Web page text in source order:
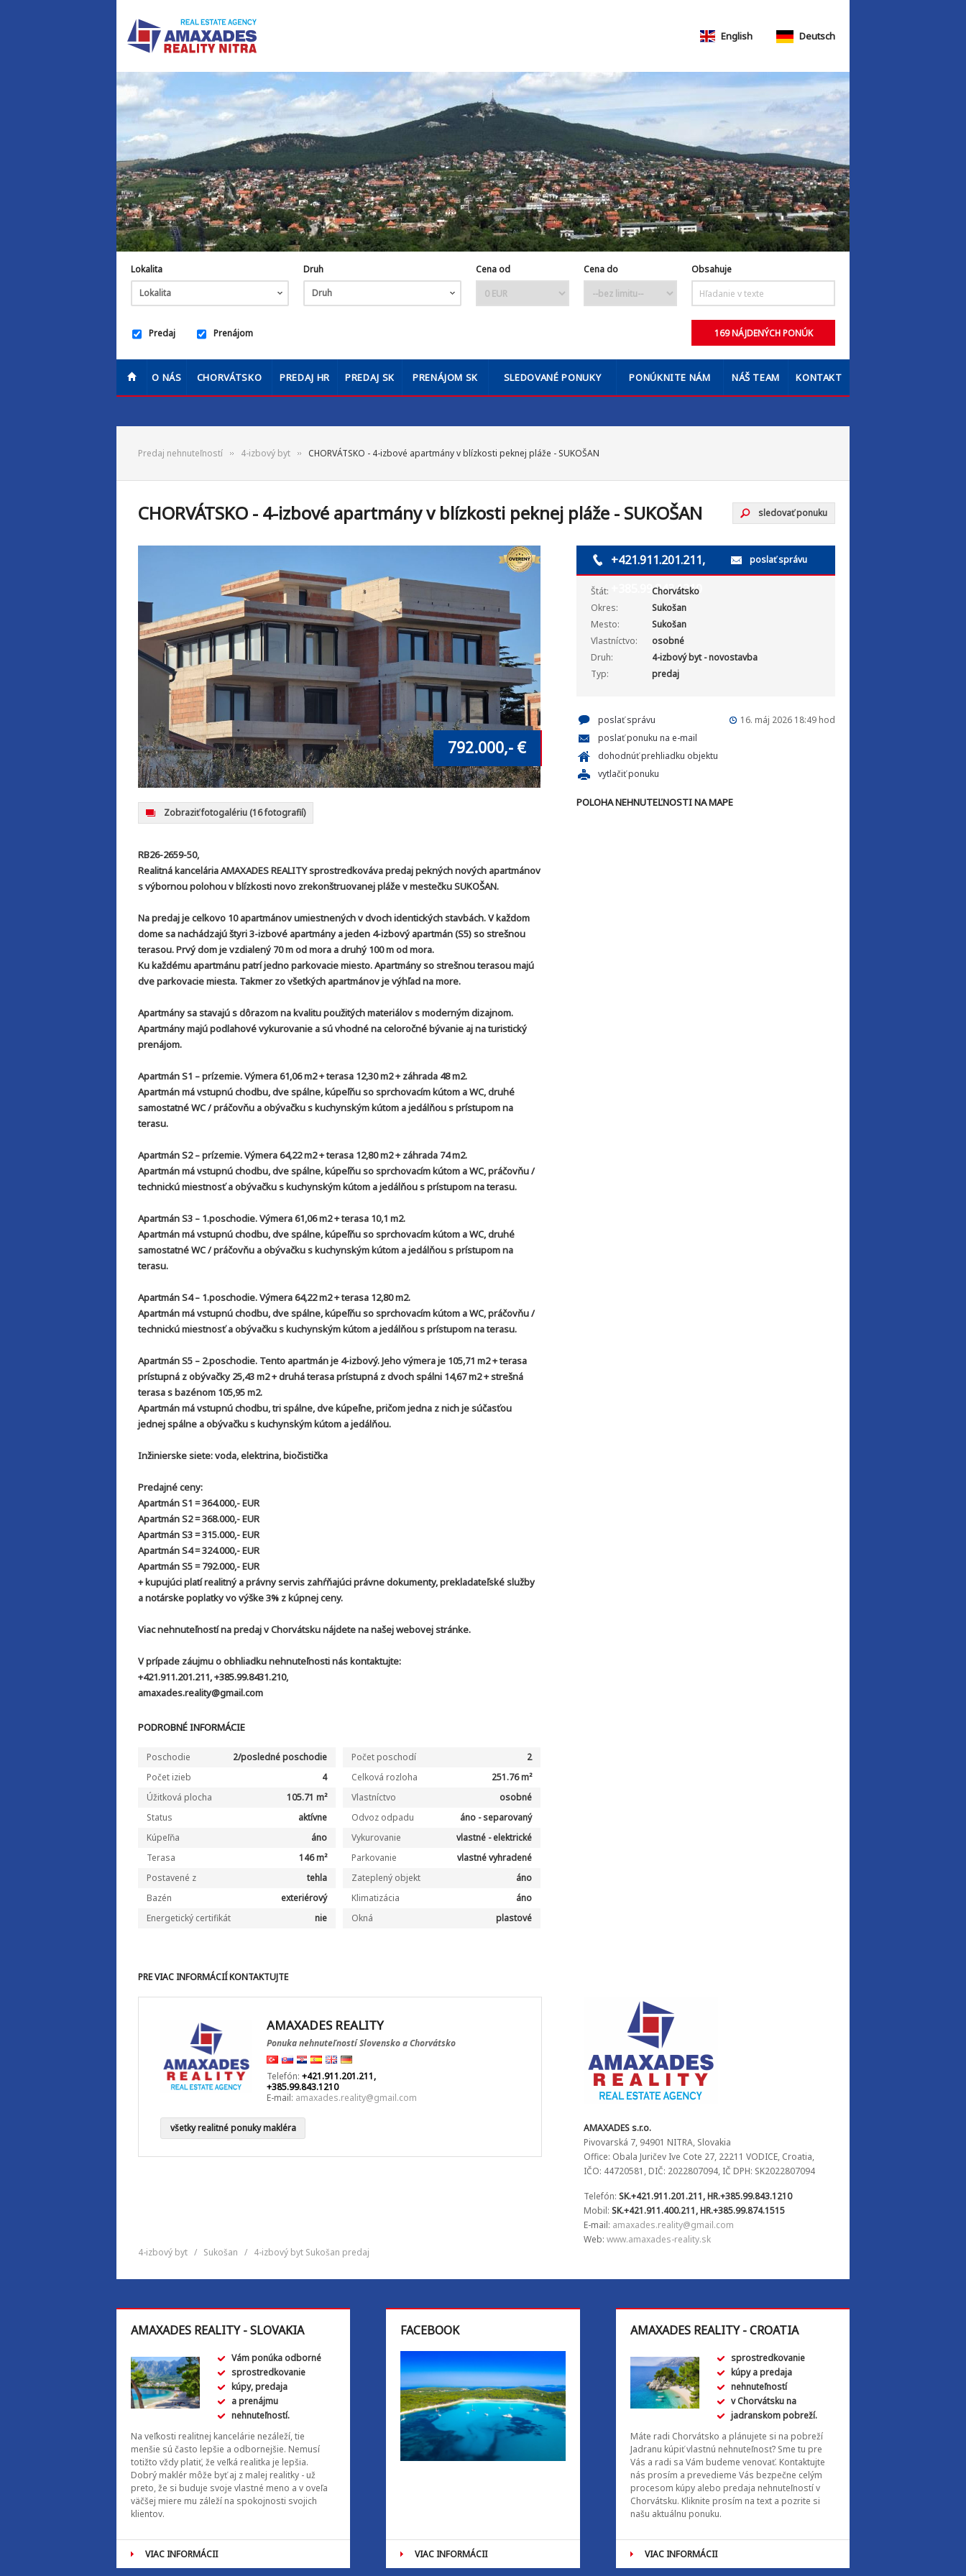
Predaj nehnuteľností 4-izbový byt CHORVÁTSKO - 4-izbové apartmány v blízkosti peknej pláže - SUKOŠAN
CHORVÁTSKO - 4-izbové apartmány v blízkosti peknej pláže - SUKOŠAN
792.000,- €
Zobraziť fotogalériu (16 fotografií)
RB26-2659-50,
Realitná kancelária AMAXADES REALITY sprostredkováva predaj pekných nových apartmánov
s výbornou polohou v blízkosti novo zrekonštruovanej pláže v mestečku SUKOŠAN.
Na predaj je celkovo 10 apartmánov umiestnených v dvoch identických stavbách. V každom
dome sa nachádzajú štyri 3-izbové apartmány a jeden 4-izbový apartmán (S5) so strešnou
terasou. Prvý dom je vzdialený 70 m od mora a druhý 100 m od mora.
Ku každému apartmánu patrí jedno parkovacie miesto. Apartmány so strešnou terasou majú
dve parkovacie miesta. Takmer zo všetkých apartmánov je výhľad na more.
Apartmány sa stavajú s dôrazom na kvalitu použitých materiálov s moderným dizajnom.
Apartmány majú podlahové vykurovanie a sú vhodné na celoročné bývanie aj na turistický
prenájom.
Apartmán S1 – prízemie. Výmera 61,06 m2 + terasa 12,30 m2 + záhrada 48 m2.
Apartmán má vstupnú chodbu, dve spálne, kúpeľňu so sprchovacím kútom a WC, druhé
samostatné WC / práčovňu a obývačku s kuchynským kútom a jedálňou s prístupom na
terasu.
Apartmán S2 – prízemie. Výmera 64,22 m2 + terasa 12,80 m2 + záhrada 74 m2.
Apartmán má vstupnú chodbu, dve spálne, kúpeľňu so sprchovacím kútom a WC, práčovňu /
technickú miestnosť a obývačku s kuchynským kútom a jedálňou s prístupom na terasu.
Apartmán S3 – 1.poschodie. Výmera 61,06 m2 + terasa 10,1 m2.
Apartmán má vstupnú chodbu, dve spálne, kúpeľňu so sprchovacím kútom a WC, druhé
samostatné WC / práčovňu a obývačku s kuchynským kútom a jedálňou s prístupom na
terasu.
Apartmán S4 – 1.poschodie. Výmera 64,22 m2 + terasa 12,80 m2.
Apartmán má vstupnú chodbu, dve spálne, kúpeľňu so sprchovacím kútom a WC, práčovňu /
technickú miestnosť a obývačku s kuchynským kútom a jedálňou s prístupom na terasu.
Apartmán S5 – 2.poschodie. Tento apartmán je 4-izbový. Jeho výmera je 105,71 m2 + terasa
prístupná z obývačky 25,43 m2 + druhá terasa prístupná z dvoch spálni 14,67 m2 + strešná
terasa s bazénom 105,95 m2.
Apartmán má vstupnú chodbu, tri spálne, dve kúpeľne, pričom jedna z nich je súčasťou
jednej spálne a obývačku s kuchynským kútom a jedálňou.
Inžinierske siete: voda, elektrina, biočistička
Predajné ceny:
Apartmán S1 = 364.000,- EUR
Apartmán S2 = 368.000,- EUR
Apartmán S3 = 315.000,- EUR
Apartmán S4 = 324.000,- EUR
Apartmán S5 = 792.000,- EUR
+ kupujúci platí realitný a právny servis zahŕňajúci právne dokumenty, prekladateľské služby
a notárske poplatky vo výške 3% z kúpnej ceny.
Viac nehnuteľností na predaj v Chorvátsku nájdete na našej webovej stránke.
V prípade záujmu o obhliadku nehnuteľnosti nás kontaktujte:
+421.911.201.211, +385.99.8431.210,
amaxades.reality@gmail.com
PODROBNÉ INFORMÁCIE
Poschodie 2/posledné poschodie Počet poschodí
2
Počet izieb
4 Celková rozloha
251.76 m²
Úžitková plocha
105.71 m² Vlastníctvo
osobné
Status
aktívne Odvoz odpadu
áno - separovaný
Kúpeľňa
áno Vykurovanie
vlastné - elektrické
Terasa
146 m² Parkovanie
vlastné vyhradené
Postavené z
tehla Zateplený objekt
áno
Bazén
exteriérový Klimatizácia
áno
Energetický certifikát
nie Okná plastové
sledovať ponuku
+421.911.201.211,
+385.99.843.1210
poslať správu
Štát:
Chorvátsko
Okres:
Sukošan
Mesto:
Sukošan
Vlastníctvo:
osobné
Druh:
4-izbový byt - novostavba
Typ:
predaj
16. máj 2026 18:49 hod
poslať správu
poslať ponuku na e-mail
dohodnúť prehliadku objektu
vytlačiť ponuku
POLOHA NEHNUTEĽNOSTI NA MAPE
PRE VIAC INFORMÁCIÍ KONTAKTUJTE
AMAXADES REALITY
Ponuka nehnuteľností Slovensko a Chorvátsko
Telefón: +421.911.201.211,
+385.99.843.1210
E-mail: amaxades.reality@gmail.com
všetky realitné ponuky makléra
AMAXADES s.r.o.
Pivovarská 7, 94901 NITRA, Slovakia
Office: Obala Juričev Ive Cote 27, 22211 VODICE, Croatia,
IČO: 44720581, DIČ: 2022807094, IČ DPH: SK2022807094
Telefón: SK.+421.911.201.211, HR.+385.99.843.1210
Mobil: SK.+421.911.400.211, HR.+385.99.874.1515
E-mail: amaxades.reality@gmail.com
Web: www.amaxades-reality.sk
4-izbový byt / Sukošan / 4-izbový byt Sukošan predaj
English Deutsch
O NÁS CHORVÁTSKO PREDAJ HR PREDAJ SK PRENÁJOM SK SLEDOVANÉ PONUKY PONÚKNITE NÁM NÁŠ TEAM KONTAKT
Lokalita
Lokalita
Druh
Druh
Cena od Cena do Obsahuje
Predaj Prenájom
AMAXADES REALITY - SLOVAKIA
Vám ponúka odborné
sprostredkovanie
kúpy, predaja
a prenájmu
nehnuteľností.
Na veľkosti realitnej kancelárie nezáleží, tie
menšie sú často lepšie a odbornejšie. Nemusí
totižto vždy platiť, že veľká realitka je lepšia.
Dobrý maklér môže byť aj z malej realitky - už
preto, že si buduje svoje vlastné meno a v oveľa
väčšej miere mu záleží na spokojnosti svojich
klientov.
VIAC INFORMÁCII
FACEBOOK
VIAC INFORMÁCII
AMAXADES REALITY - CROATIA
sprostredkovanie
kúpy a predaja
nehnuteľností
v Chorvátsku na
jadranskom pobreží.
Máte radi Chorvátsko a plánujete si na pobreží
Jadranu kúpiť vlastnú nehnuteľnosť? Sme tu pre
Vás a radi sa Vám budeme venovať. Kontaktujte
nás prosím a prevedieme Vás bezpečne celým
procesom kúpy alebo predaja nehnuteľností v
Chorvátsku. Kliknite prosím na text a pozrite si
našu aktuálnu ponuku.
VIAC INFORMÁCII